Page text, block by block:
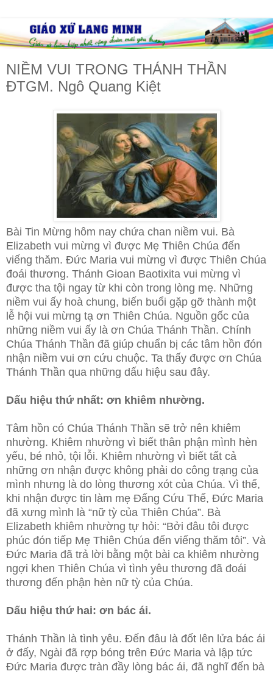
NIỀM VUI TRONG THÁNH THẦN
ĐTGM. Ngô Quang Kiệt
Bài Tin Mừng hôm nay chứa chan niềm vui. Bà
Elizabeth vui mừng vì được Mẹ Thiên Chúa đến
viếng thăm. Đức Maria vui mừng vì được Thiên Chúa
đoái thương. Thánh Gioan Baotixita vui mừng vì
được tha tội ngay từ khi còn trong lòng mẹ. Những
niềm vui ấy hoà chung, biến buổi gặp gỡ thành một
lễ hội vui mừng tạ ơn Thiên Chúa. Nguồn gốc của
những niềm vui ấy là ơn Chúa Thánh Thần. Chính
Chúa Thánh Thần đã giúp chuẩn bị các tâm hồn đón
nhận niềm vui ơn cứu chuộc. Ta thấy được ơn Chúa
Thánh Thần qua những dấu hiệu sau đây.
Dấu hiệu thứ nhất: ơn khiêm nhường.
Tâm hồn có Chúa Thánh Thần sẽ trở nên khiêm
nhường. Khiêm nhường vì biết thân phận mình hèn
yếu, bé nhỏ, tội lỗi. Khiêm nhường vì biết tất cả
những ơn nhận được không phải do công trạng của
mình nhưng là do lòng thương xót của Chúa. Vì thế,
khi nhận được tin làm mẹ Đấng Cứu Thế, Đức Maria
đã xưng mình là “nữ tỳ của Thiên Chúa”. Bà
Elizabeth khiêm nhường tự hỏi: “Bởi đâu tôi được
phúc đón tiếp Mẹ Thiên Chúa đến viếng thăm tôi”. Và
Đức Maria đã trả lời bằng một bài ca khiêm nhường
ngợi khen Thiên Chúa vì tình yêu thương đã đoái
thương đến phận hèn nữ tỳ của Chúa.
Dấu hiệu thứ hai: ơn bác ái.
Thánh Thần là tình yêu. Đến đâu là đốt lên lửa bác ái
ở đấy, Ngài đã rợp bóng trên Đức Maria và lập tức
Đức Maria được tràn đầy lòng bác ái, đã nghĩ đến bà